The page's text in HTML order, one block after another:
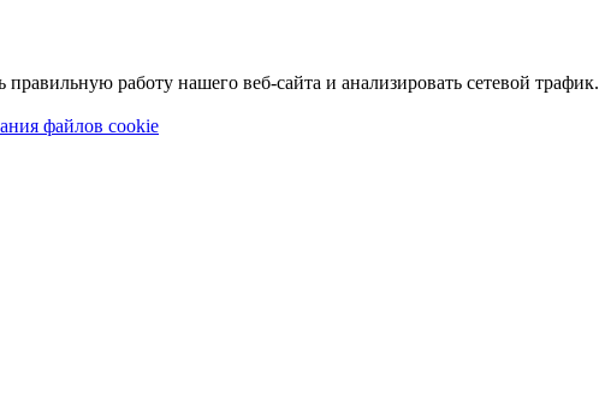
работу нашего веб-сайта и анализировать сетевой трафик.
файлов cookie